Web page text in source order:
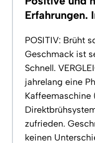
Erfahrungen.
POSITIV: Brüht
Geschmack ist
Schnell.
jahrelang eine
Kaffeemaschine
zufrieden.
keinen